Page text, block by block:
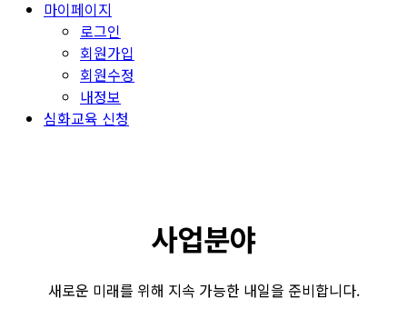
마이페이지
로그인
회원가입
회원수정
내정보
심화교육 신청
사업분야
새로운 미래를 위해 지속 가능한 내일을 준비합니다.